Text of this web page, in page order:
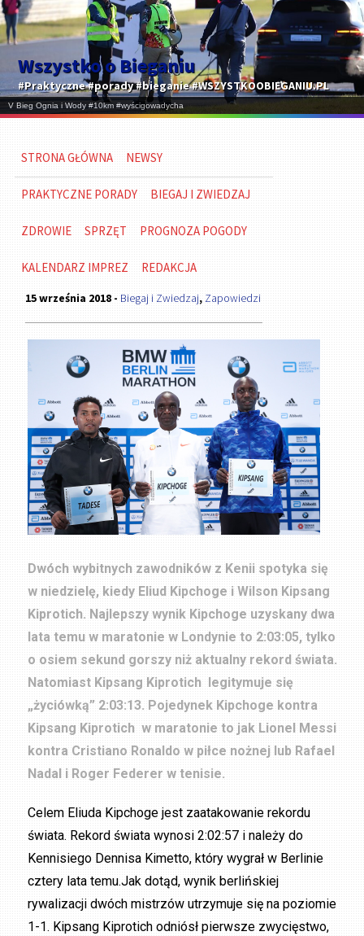
Wszystko o Bieganiu
#Praktyczne #porady #bieganie #WSZYSTKOOBIEGANIU.PL
STRONA GŁÓWNA NEWSY
PRAKTYCZNE PORADY BIEGAJ I ZWIEDZAJ
ZDROWIE SPRZĘT PROGNOZA POGODY
KALENDARZ IMPREZ REDAKCJA
15 września 2018 - Biegaj i Zwiedzaj, Zapowiedzi
Dwóch wybitnych zawodników z Kenii spotyka się
w niedzielę, kiedy Eliud Kipchoge i Wilson Kipsang
Kiprotich. Najlepszy wynik Kipchoge uzyskany dwa
lata temu w maratonie w Londynie to 2:03:05, tylko
o osiem sekund gorszy niż aktualny rekord świata.
Natomiast Kipsang Kiprotich legitymuje się
„życiówką” 2:03:13. Pojedynek Kipchoge kontra
Kipsang Kiprotich w maratonie to jak Lionel Messi
kontra Cristiano Ronaldo w piłce nożnej lub Rafael
Nadal i Roger Federer w tenisie.
Celem Eliuda Kipchoge jest zaatakowanie rekordu
świata. Rekord świata wynosi 2:02:57 i należy do
Kennisiego Dennisa Kimetto, który wygrał w Berlinie
cztery lata temu.Jak dotąd, wynik berlińskiej
rywalizacji dwóch mistrzów utrzymuje się na poziomie
1-1. Kipsang Kiprotich odniósł pierwsze zwycięstwo,